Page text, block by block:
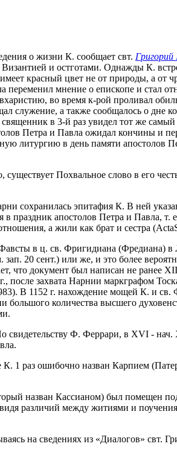
о жизни К. сообщает свт. Григорий
и остготами. Однажды К.
красный цвет не от природы, а от
переменил мнение о епископе и стал
во время к-рой проливал
служение, а также сообщалось о дне
в 3-й раз увидел тот же
Петра и Павла ожидал кончины и
литургию в день памяти апостолов
Похвальное слово в его
сохранилась эпитафия К. В ней
праздник апостолов Петра и Павла,
а жили как брат и сестра
в ц. св. Фригидиана (Фредиана) в
20 сент.) или же, и это более
что документ был написан не ранее
захвата Нарнии маркграфом
В 1152 г. нахождение мощей К. и
большого количества высшего
свидетельству Ф. Феррари, в XVI -
К. 1 раз ошибочно назван Карпием
назван Кассианом) был помещен
различий между житиями и
на сведениях из «Диалогов» свт.